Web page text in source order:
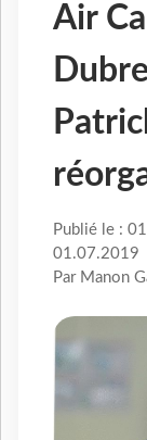
Air
Publié le :
01.07.2019
Par Manon